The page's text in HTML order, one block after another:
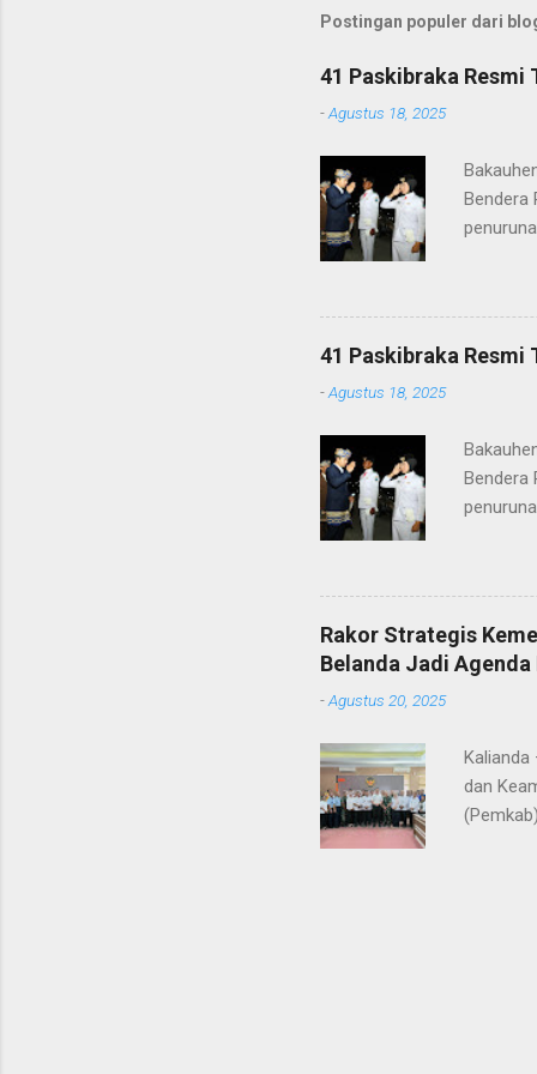
Postingan populer dari
41 Paskibraka Resmi
-Agustus 18, 2025
Bendera
ke-80
terima
Gunung
41 Paskibraka Resmi
-Agustus 18, 2025
Bendera
ke-80
terima
orang
Rakor Strategis
Belanda Jadi
-Agustus 20, 2025
Kalianda
dan
Polri,